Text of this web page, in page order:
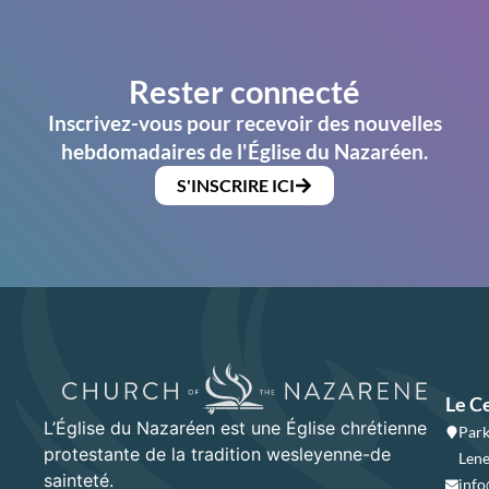
Rester connecté
Inscrivez-vous pour recevoir des nouvelles
hebdomadaires de l'Église du Nazaréen.
S'INSCRIRE ICI
L’Église du Nazaréen est une Église chrétienne
protestante de la tradition wesleyenne-de
sainteté.
Le